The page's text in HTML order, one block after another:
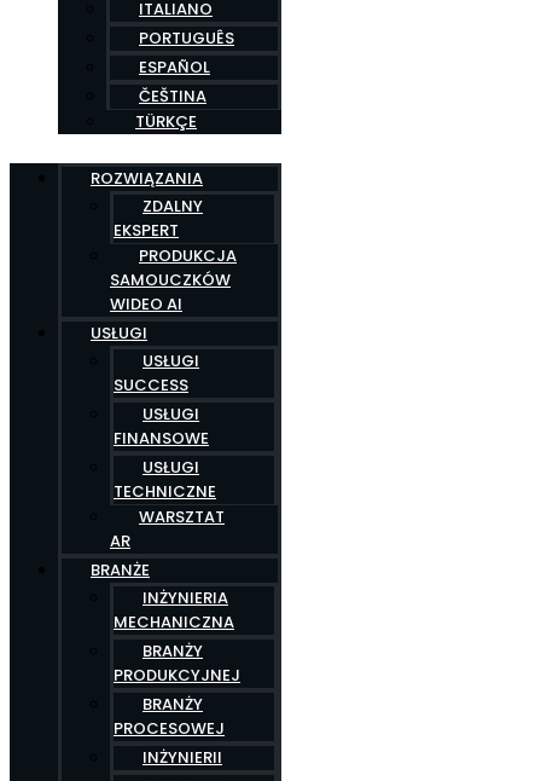
ITALIANO
PORTUGUÊS
ESPAÑOL
ČEŠTINA
TÜRKÇE
ROZWIĄZANIA
ZDALNY
EKSPERT
PRODUKCJA
SAMOUCZKÓW
WIDEO AI
USŁUGI
USŁUGI
SUCCESS
USŁUGI
FINANSOWE
USŁUGI
TECHNICZNE
WARSZTAT
AR
BRANŻE
INŻYNIERIA
MECHANICZNA
BRANŻY
PRODUKCYJNEJ
BRANŻY
PROCESOWEJ
INŻYNIERII